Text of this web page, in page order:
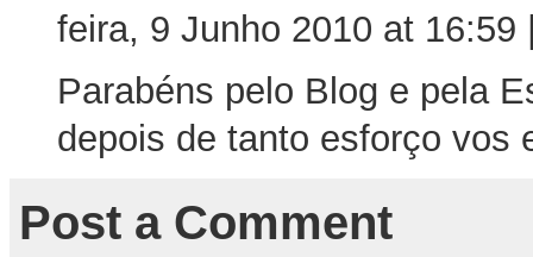
feira, 9 Junho 2010 at 16:59
Parabéns pelo Blog e pela
depois de tanto esforço
Post a Comment